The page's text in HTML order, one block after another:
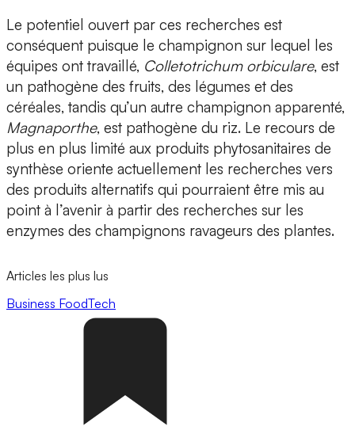
Le potentiel ouvert par ces recherches est
conséquent puisque le champignon sur lequel les
équipes ont travaillé, Colletotrichum orbiculare, est
un pathogène des fruits, des légumes et des
céréales, tandis qu’un autre champignon apparenté,
Magnaporthe, est pathogène du riz. Le recours de
plus en plus limité aux produits phytosanitaires de
synthèse oriente actuellement les recherches vers
des produits alternatifs qui pourraient être mis au
point à l’avenir à partir des recherches sur les
enzymes des champignons ravageurs des plantes.
Articles les plus lus
Business FoodTech